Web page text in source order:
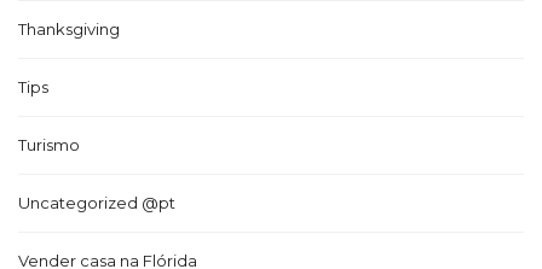
Thanksgiving
Tips
Turismo
Uncategorized @pt
Vender casa na Flórida